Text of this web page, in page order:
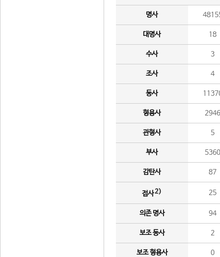
명사
대명사 18
수사 3
조사 4
동사
형용사 2946
관형사 5
부사 5360
감탄사 87
접사2) 25
의존 명사 94
보조 동사 2
보조 형용사 0